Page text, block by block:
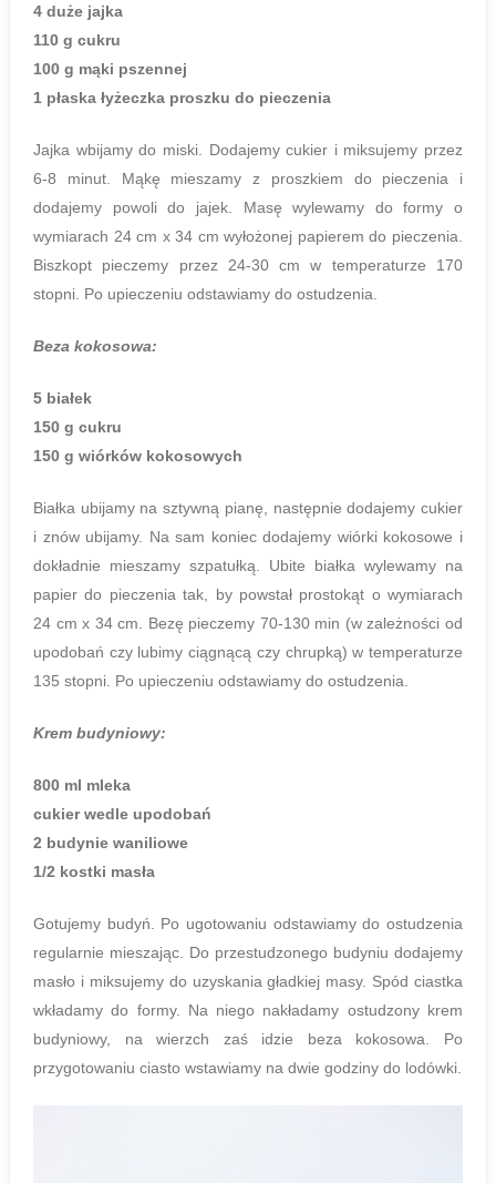
4 duże jajka
110 g cukru
100 g mąki pszennej
1 płaska łyżeczka proszku do pieczenia
Jajka wbijamy do miski. Dodajemy cukier i miksujemy przez
6-8 minut. Mąkę mieszamy z proszkiem do pieczenia i
dodajemy powoli do jajek. Masę wylewamy do formy o
wymiarach 24 cm x 34 cm wyłożonej papierem do pieczenia.
Biszkopt pieczemy przez 24-30 cm w temperaturze 170
stopni. Po upieczeniu odstawiamy do ostudzenia.
Beza kokosowa:
5 białek
150 g cukru
150 g wiórków kokosowych
Białka ubijamy na sztywną pianę, następnie dodajemy cukier
i znów ubijamy. Na sam koniec dodajemy wiórki kokosowe i
dokładnie mieszamy szpatułką. Ubite białka wylewamy na
papier do pieczenia tak, by powstał prostokąt o wymiarach
24 cm x 34 cm. Bezę pieczemy 70-130 min (w zależności od
upodobań czy lubimy ciągnącą czy chrupką) w temperaturze
135 stopni. Po upieczeniu odstawiamy do ostudzenia.
Krem budyniowy:
800 ml mleka
cukier wedle upodobań
2 budynie waniliowe
1/2 kostki masła
Gotujemy budyń. Po ugotowaniu odstawiamy do ostudzenia
regularnie mieszając. Do przestudzonego budyniu dodajemy
masło i miksujemy do uzyskania gładkiej masy. Spód ciastka
wkładamy do formy. Na niego nakładamy ostudzony krem
budyniowy, na wierzch zaś idzie beza kokosowa. Po
przygotowaniu ciasto wstawiamy na dwie godziny do lodówki.